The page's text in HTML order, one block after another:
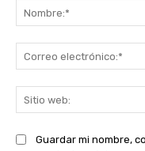
Guardar mi nombre,